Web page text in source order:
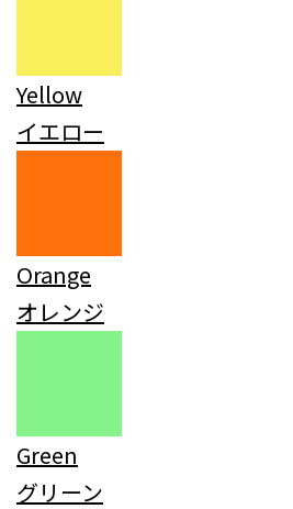
Yellow
イエロー
Orange
オレンジ
Green
グリーン